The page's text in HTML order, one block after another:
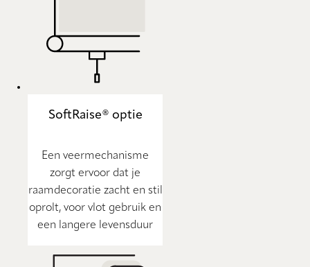
SoftRaise® optie
Een veermechanisme
zorgt ervoor dat je
raamdecoratie zacht en stil
oprolt, voor vlot gebruik en
een langere levensduur